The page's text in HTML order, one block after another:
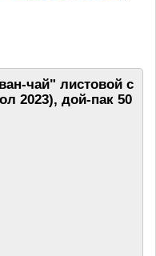
чай" листовой с
2023), дой-пак 50